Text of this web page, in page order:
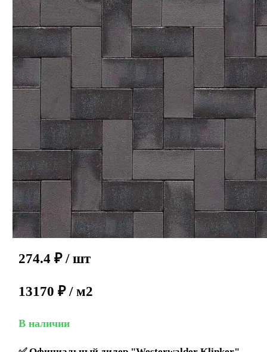
274.4 ₽ / шт
13170 ₽ / м2
В наличии